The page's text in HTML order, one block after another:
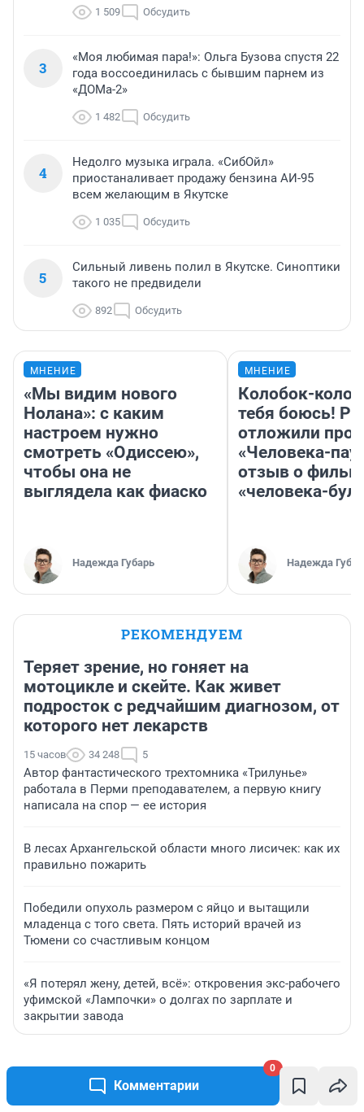
Комментарии
0
1 509 Обсудить
3
«Моя любимая пара!»: Ольга Бузова спустя 22
года воссоединилась с бывшим парнем из
«ДОМа-2»
1 482 Обсудить
4
Недолго музыка играла. «СибОйл»
приостаналивает продажу бензина АИ-95
всем желающим в Якутске
1 035 Обсудить
5
Сильный ливень полил в Якутске. Синоптики
такого не предвидели
892 Обсудить
МНЕНИЕ
«Мы видим нового
Нолана»: с каким
настроем нужно
смотреть «Одиссею»,
чтобы она не
выглядела как фиаско
Надежда Губарь
МНЕНИЕ
Колобок-
тебя боюсь!
отложили
«Человека-
отзыв о
«человека-
Надежда
РЕКОМЕНДУЕМ
Теряет зрение, но гоняет на
мотоцикле и скейте. Как живет
подросток с редчайшим диагнозом, от
которого нет лекарств
15 часов 34 248 5
Автор фантастического трехтомника «Трилунье»
работала в Перми преподавателем, а первую книгу
написала на спор — ее история
В лесах Архангельской области много лисичек: как их
правильно пожарить
Победили опухоль размером с яйцо и вытащили
младенца с того света. Пять историй врачей из
Тюмени со счастливым концом
«Я потерял жену, детей, всё»: откровения экс-рабочего
уфимской «Лампочки» о долгах по зарплате и
закрытии завода
Подписаться на новости